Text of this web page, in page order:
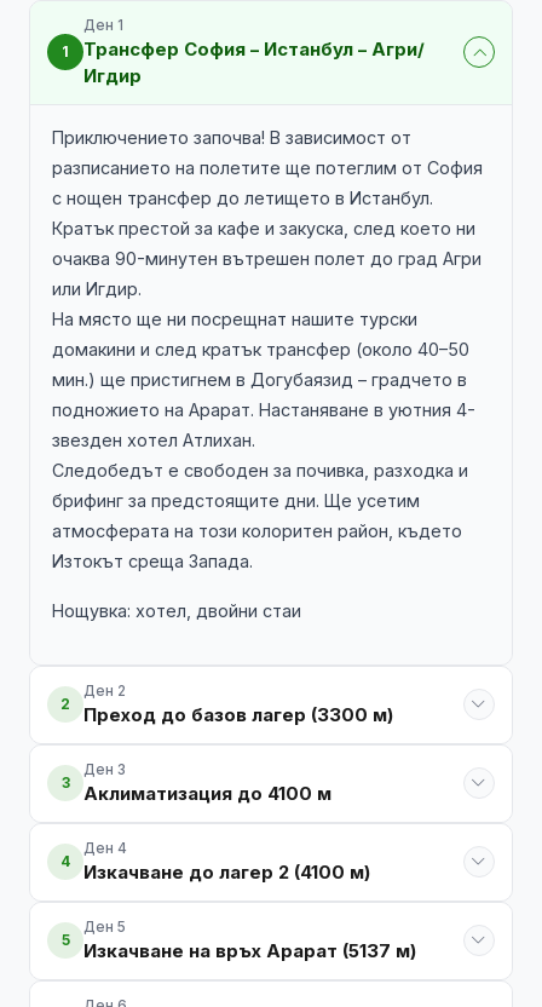
1
Ден 1
Трансфер София – Истанбул – Агри/
Игдир
Приключението започва! В зависимост от
разписанието на полетите ще потеглим от София
с нощен трансфер до летището в Истанбул.
Кратък престой за кафе и закуска, след което ни
очаква 90-минутен вътрешен полет до град Агри
или Игдир.
На място ще ни посрещнат нашите турски
домакини и след кратък трансфер (около 40–50
мин.) ще пристигнем в Догубаязид – градчето в
подножието на Арарат. Настаняване в уютния 4-
звезден хотел Атлихан.
Следобедът е свободен за почивка, разходка и
брифинг за предстоящите дни. Ще усетим
атмосферата на този колоритен район, където
Изтокът среща Запада.
Нощувка: хотел, двойни стаи
2
Ден 2
Преход до базов лагер (3300 м)
3
Ден 3
Аклиматизация до 4100 м
4
Ден 4
Изкачване до лагер 2 (4100 м)
5
Ден 5
Изкачване на връх Арарат (5137 м)